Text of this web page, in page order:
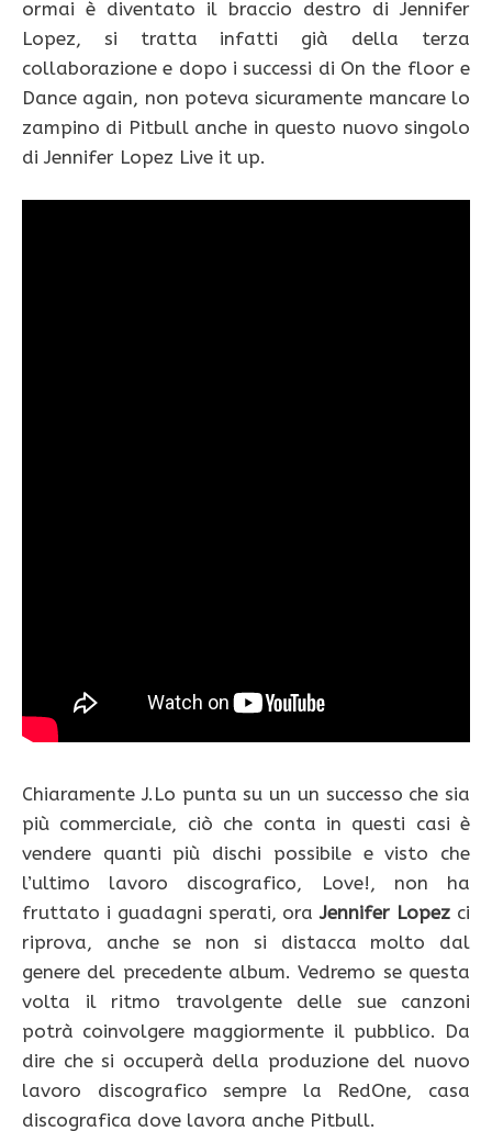
ormai è diventato il braccio destro di Jennifer
Lopez, si tratta infatti già della terza
collaborazione e dopo i successi di On the floor e
Dance again, non poteva sicuramente mancare lo
zampino di Pitbull anche in questo nuovo singolo
di Jennifer Lopez Live it up.
Chiaramente J.Lo punta su un un successo che sia
più commerciale, ciò che conta in questi casi è
vendere quanti più dischi possibile e visto che
l’ultimo lavoro discografico, Love!, non ha
fruttato i guadagni sperati, oraJennifer Lopez ci
riprova, anche se non si distacca molto dal
genere del precedente album. Vedremo se questa
volta il ritmo travolgente delle sue canzoni
potrà coinvolgere maggiormente il pubblico. Da
dire che si occuperà della produzione del nuovo
lavoro discografico sempre la RedOne, casa
discografica dove lavora anche Pitbull.